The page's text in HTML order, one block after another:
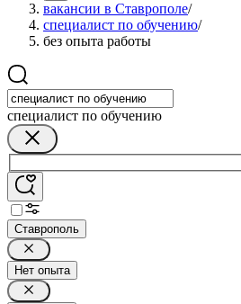
вакансии в Ставрополе/
специалист по обучению/
без опыта работы
специалист по обучению
Ставрополь
Нет опыта